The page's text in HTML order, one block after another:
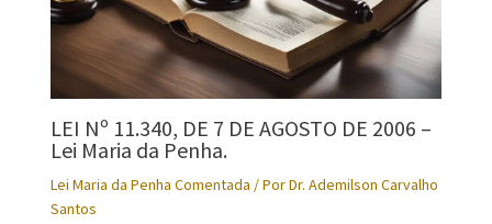
LEI Nº 11.340, DE 7 DE AGOSTO DE 2006 –
Lei Maria da Penha.
Lei Maria da Penha Comentada / PorDr. Ademilson Carvalho
Santos